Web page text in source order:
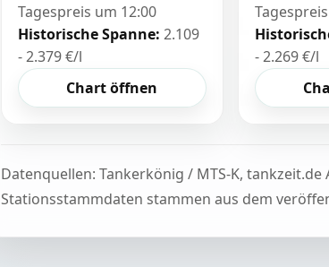
Tagespreis um 12:00
Historische Spanne: 2.109
- 2.379 €/l
Chart öffnen
- 2.269 €/l
Datenquellen: Tankerkönig / MTS-K,
Stationsstammdaten stammen aus dem